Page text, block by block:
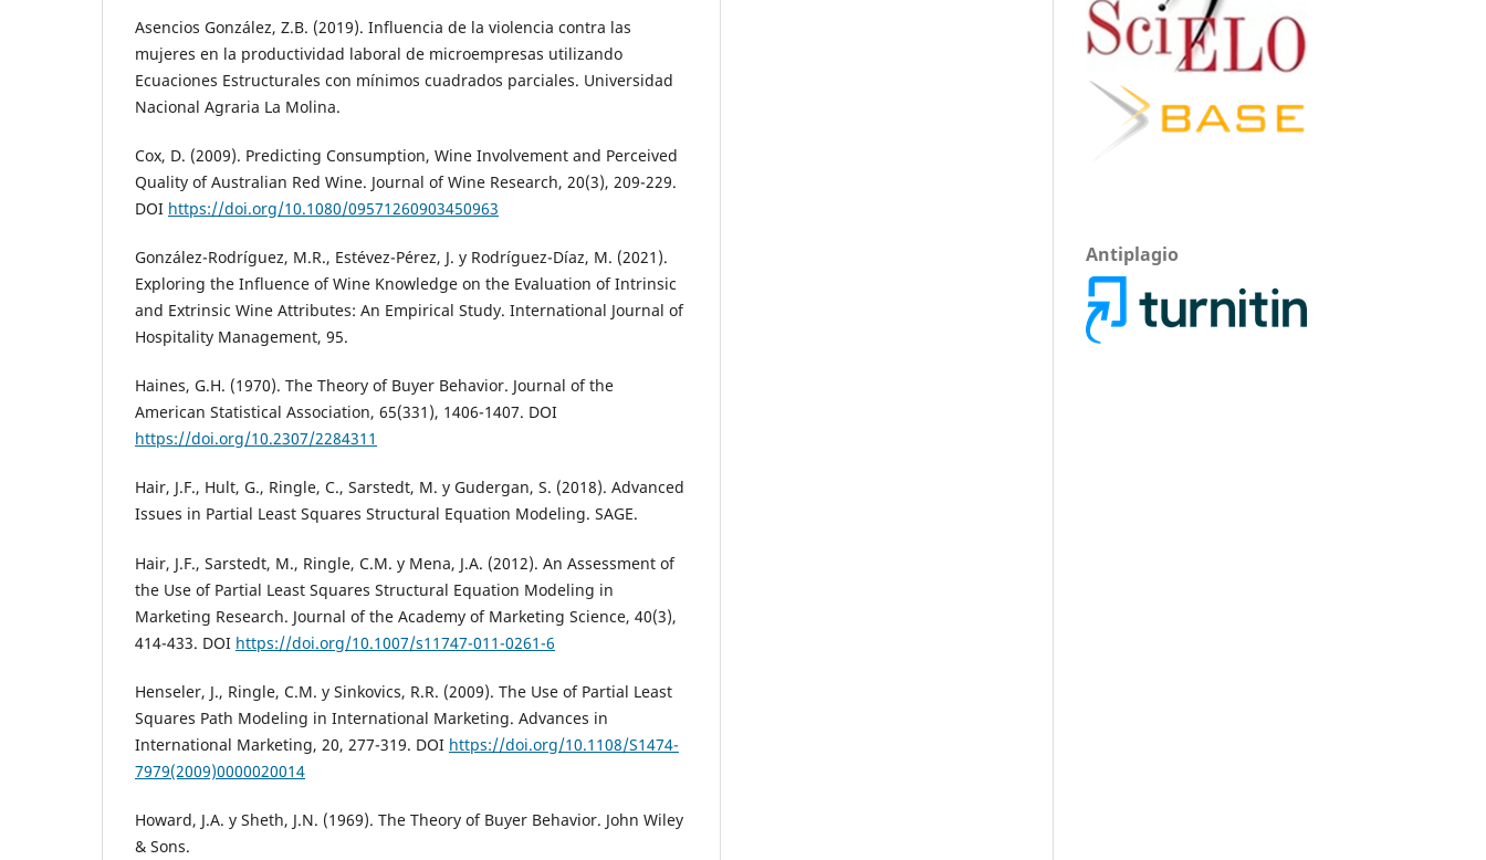
Asencios González, Z.B. (2019). Influencia de la violencia contra las
mujeres en la productividad laboral de microempresas utilizando
Ecuaciones Estructurales con mínimos cuadrados parciales. Universidad
Nacional Agraria La Molina.
Cox, D. (2009). Predicting Consumption, Wine Involvement and Perceived
Quality of Australian Red Wine. Journal of Wine Research, 20(3), 209-229.
DOI https://doi.org/10.1080/09571260903450963
González-Rodríguez, M.R., Estévez-Pérez, J. y Rodríguez-Díaz, M. (2021).
Exploring the Influence of Wine Knowledge on the Evaluation of Intrinsic
and Extrinsic Wine Attributes: An Empirical Study. International Journal of
Hospitality Management, 95.
Haines, G.H. (1970). The Theory of Buyer Behavior. Journal of the
American Statistical Association, 65(331), 1406-1407. DOI
https://doi.org/10.2307/2284311
Hair, J.F., Hult, G., Ringle, C., Sarstedt, M. y Gudergan, S. (2018). Advanced
Issues in Partial Least Squares Structural Equation Modeling. SAGE.
Hair, J.F., Sarstedt, M., Ringle, C.M. y Mena, J.A. (2012). An Assessment of
the Use of Partial Least Squares Structural Equation Modeling in
Marketing Research. Journal of the Academy of Marketing Science, 40(3),
414-433. DOI https://doi.org/10.1007/s11747-011-0261-6
Henseler, J., Ringle, C.M. y Sinkovics, R.R. (2009). The Use of Partial Least
Squares Path Modeling in International Marketing. Advances in
International Marketing, 20, 277-319. DOI https://doi.org/10.1108/S1474-
7979(2009)0000020014
Howard, J.A. y Sheth, J.N. (1969). The Theory of Buyer Behavior. John Wiley
& Sons.
Antiplagio